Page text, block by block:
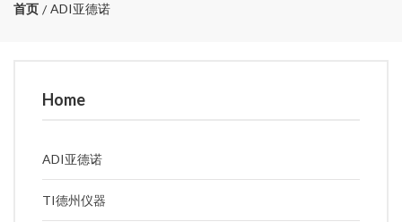
首页 ADI亚德诺
Home
ADI亚德诺
TI德州仪器